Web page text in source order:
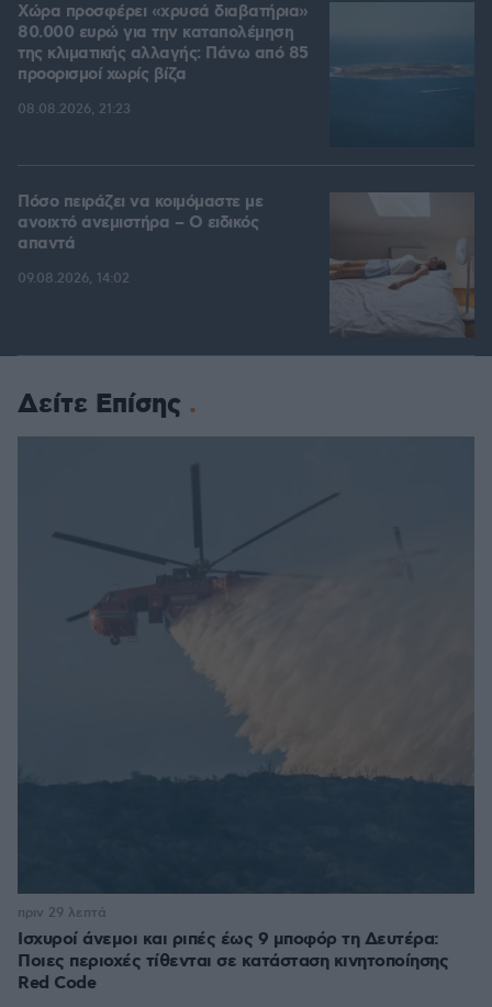
Χώρα προσφέρει «χρυσά διαβατήρια»
80.000 ευρώ για την καταπολέμηση
της κλιματικής αλλαγής: Πάνω από 85
προορισμοί χωρίς βίζα
08.08.2026, 21:23
Πόσο πειράζει να κοιμόμαστε με
ανοιχτό ανεμιστήρα – Ο ειδικός
απαντά
09.08.2026, 14:02
Δείτε Επίσης
Ισχυροί άνεμοι και ριπές έως 9 μποφόρ τη Δευτέρα:
Ποιες περιοχές τίθενται σε κατάσταση κινητοποίησης
Red Code
πριν 29 λεπτά